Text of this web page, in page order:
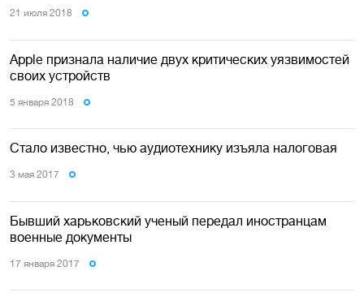
21 июля 2018
Apple признала наличие двух критических уязвимостей
своих устройств
5 января 2018
Стало известно, чью аудиотехнику изъяла налоговая
3 мая 2017
Бывший харьковский ученый передал иностранцам
военные документы
17 января 2017